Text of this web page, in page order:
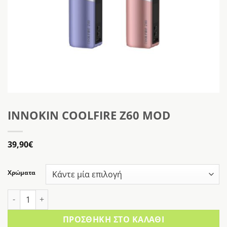
INNOKIN COOLFIRE Z60 MOD
39,90€
Χρώματα
ΠΡΟΣΘΉΚΗ ΣΤΟ ΚΑΛΆΘΙ